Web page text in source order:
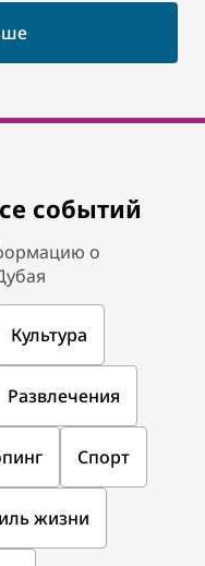
событий
о
Культура
Развлечения
Спорт
жизни